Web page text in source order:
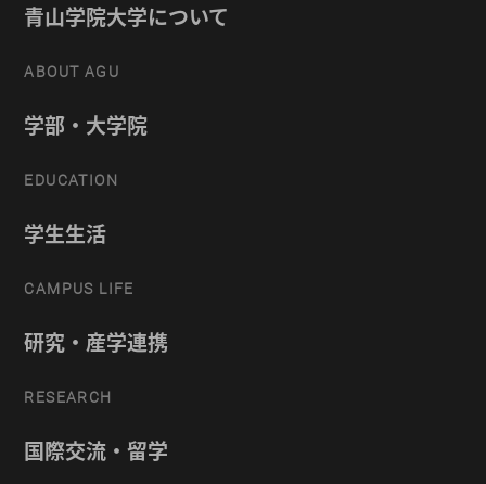
青山学院大学について
ABOUT AGU
学部・大学院
EDUCATION
学生生活
CAMPUS LIFE
研究・産学連携
RESEARCH
国際交流・留学